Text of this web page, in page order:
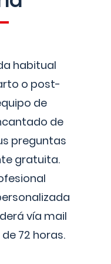
habitual
o post-
de
de
preguntas
gratuita.
vía mail
72 horas.